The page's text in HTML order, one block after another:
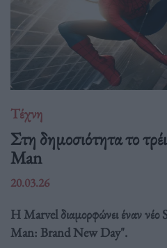
Τέχνη
Στη δημοσιότητα το
Man
20.03.26
Η Marvel διαμορφώνει έναν
Man: Brand New Day".